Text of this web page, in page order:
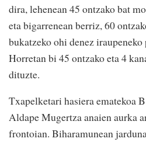
dira, lehenean 45 ontzako bat
eta bigarrenean berriz, 60
bukatzeko ohi denez
Horretan bi 45 ontzako eta 4
dituzte.
Txapelketari hasiera ematekoa
Aldape Mugertza anaien aurka
frontoian. Biharamunean